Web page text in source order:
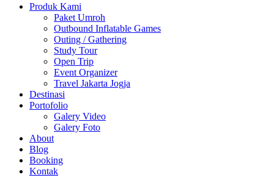
Produk Kami
Paket Umroh
Outbound Inflatable Games
Outing / Gathering
Study Tour
Open Trip
Event Organizer
Travel Jakarta Jogja
Destinasi
Portofolio
Galery Video
Galery Foto
About
Blog
Booking
Kontak